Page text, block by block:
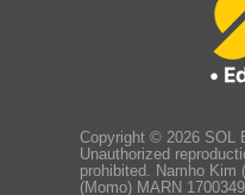
Copyright © 2026 SOL
Unauthorized
prohibited. Namho Kim
(Momo) MARN